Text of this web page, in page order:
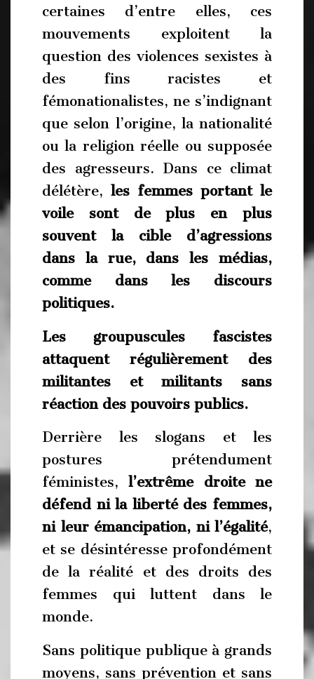
certaines d’entre elles, ces
mouvements exploitent la
question des violences sexistes à
des fins racistes et
fémonationalistes, ne s’indignant
que selon l’origine, la nationalité
ou la religion réelle ou supposée
des agresseurs. Dans ce climat
délétère, les femmes portant le
voile sont de plus en plus
souvent la cible d’agressions
dans la rue, dans les médias,
comme dans les discours
politiques.
Les groupuscules fascistes
attaquent régulièrement des
militantes et militants sans
réaction des pouvoirs publics.
Derrière les slogans et les
postures prétendument
féministes,l’extrême droite ne
défend ni la liberté des femmes,
ni leur émancipation, ni l’égalité,
et se désintéresse profondément
de la réalité et des droits des
femmes qui luttent dans le
monde.
Sans politique publique à grands
moyens, sans prévention et sans